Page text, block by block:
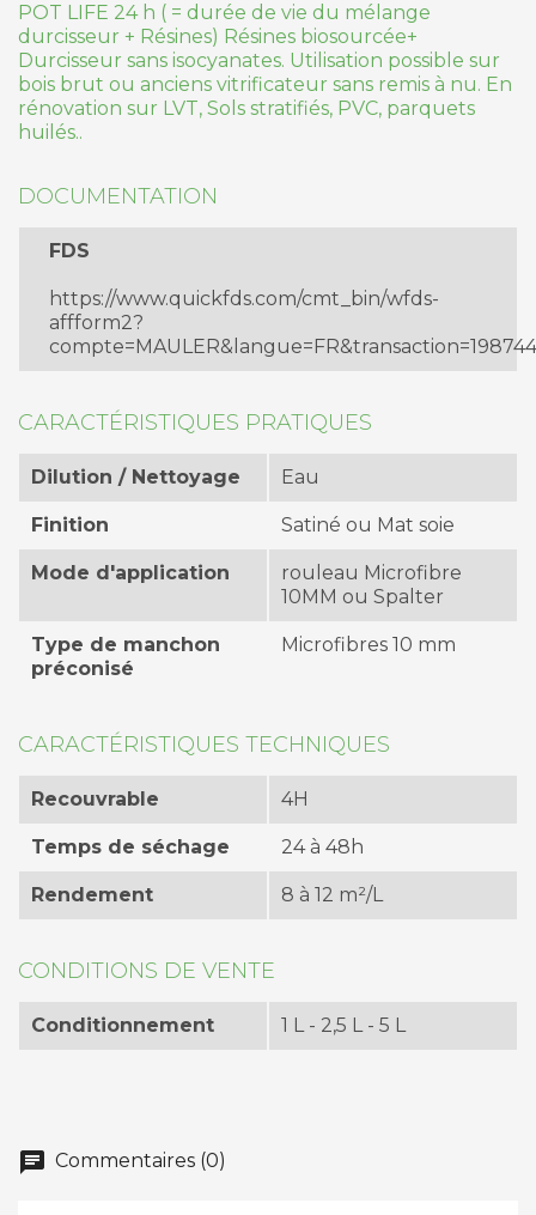
POT LIFE 24 h ( = durée de vie du mélange
durcisseur + Résines) Résines biosourcée+
Durcisseur sans isocyanates. Utilisation possible sur
bois brut ou anciens vitrificateur sans remis à nu. En
rénovation sur LVT, Sols stratifiés, PVC, parquets
huilés..
DOCUMENTATION
FDS
https://www.quickfds.com/cmt_bin/wfds-
affform2?
CARACTÉRISTIQUES PRATIQUES
Dilution / Nettoyage Eau
Finition Satiné ou Mat soie
Mode d'application
rouleau Microfibre
10MM ou Spalter
Type de manchon
préconisé
Microfibres 10 mm
CARACTÉRISTIQUES TECHNIQUES
Recouvrable 4H
Temps de séchage 24 à 48h
Rendement 8 à 12 m²/L
CONDITIONS DE VENTE
Conditionnement 1 L - 2,5 L - 5 L
chat Commentaires (0)